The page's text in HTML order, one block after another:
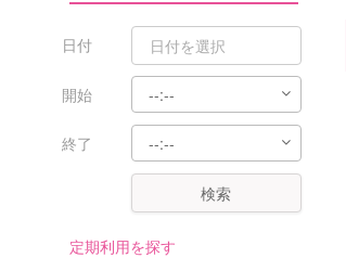
日付
開始
終了
検索
定期利用を探す